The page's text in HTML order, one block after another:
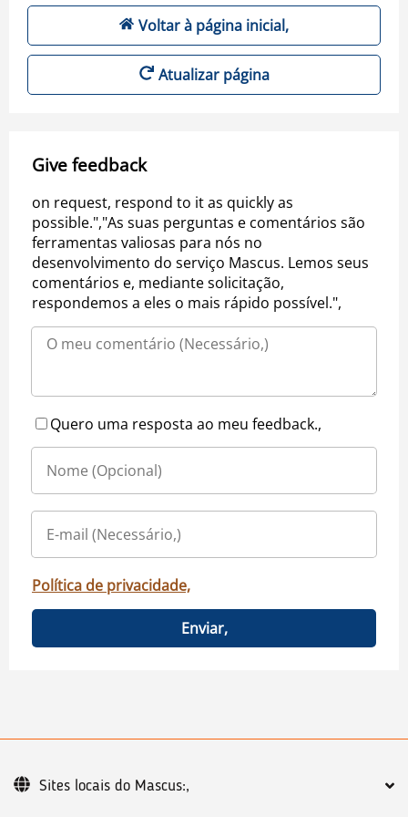
Voltar à página inicial,
Atualizar página
Give feedback
on request, respond to it as quickly as
possible.","As suas perguntas e comentários são
ferramentas valiosas para nós no
desenvolvimento do serviço Mascus. Lemos seus
comentários e, mediante solicitação,
respondemos a eles o mais rápido possível.",
Quero uma resposta ao meu feedback.,
Política de privacidade,
Enviar,
Sites locais do Mascus:,